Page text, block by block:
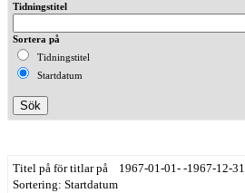
Tidningstitel
Sortera på
Tidningstitel
Startdatum
Titel på för titlar på 1967-01-01- -1967-12-31
Sortering: Startdatum